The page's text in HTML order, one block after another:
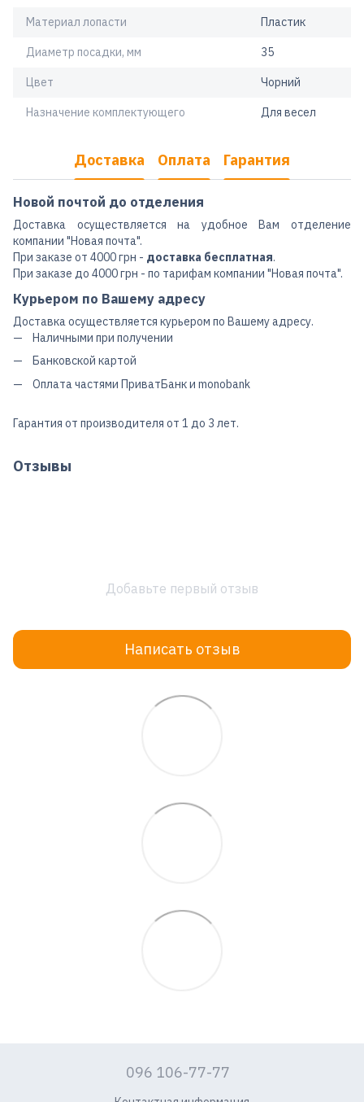
Материал лопасти Пластик
Диаметр посадки, мм 35
Цвет Чорний
Назначение комплектующего Для весел
Доставка Оплата Гарантия
Новой почтой до отделения
Доставка осуществляется на удобное Вам отделение
компании "Новая почта".
При заказе от 4000 грн - доставка бесплатная.
При заказе до 4000 грн - по тарифам компании "Новая почта".
Курьером по Вашему адресу
Доставка осуществляется курьером по Вашему адресу.
Наличными при получении
Банковской картой
Оплата частями ПриватБанк и monobank
Гарантия от производителя от 1 до 3 лет.
Отзывы
Добавьте первый отзыв
Написать отзыв
096 106-77-77